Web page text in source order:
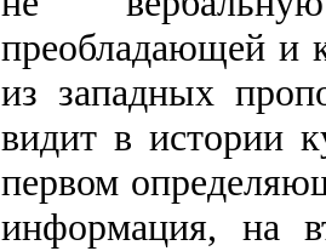
преобладающей и
из западных
видит в истории
первом
информация, на